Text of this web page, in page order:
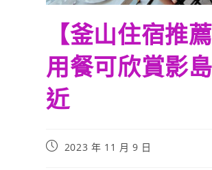
【釜山住宿推
用餐可欣賞影
近
Post2023 年 11 月 9 日